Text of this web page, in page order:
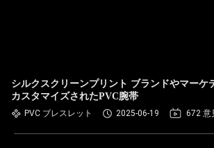
シルクスクリーンプリント ブランドやマーケ
カスタマイズされたPVC腕帯
PVC ブレスレット 2025-06-19 672 意